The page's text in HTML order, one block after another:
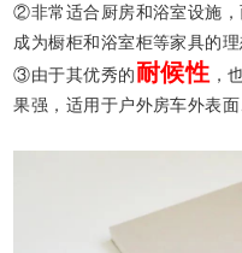
②非常适合厨房和浴室设施
成为橱柜和浴室柜等家具的
③由于其优秀的耐候性 ，
果强，适用于户外房车外表